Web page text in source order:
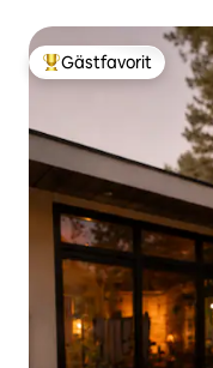
Populär gästfavorit
Gästfavorit